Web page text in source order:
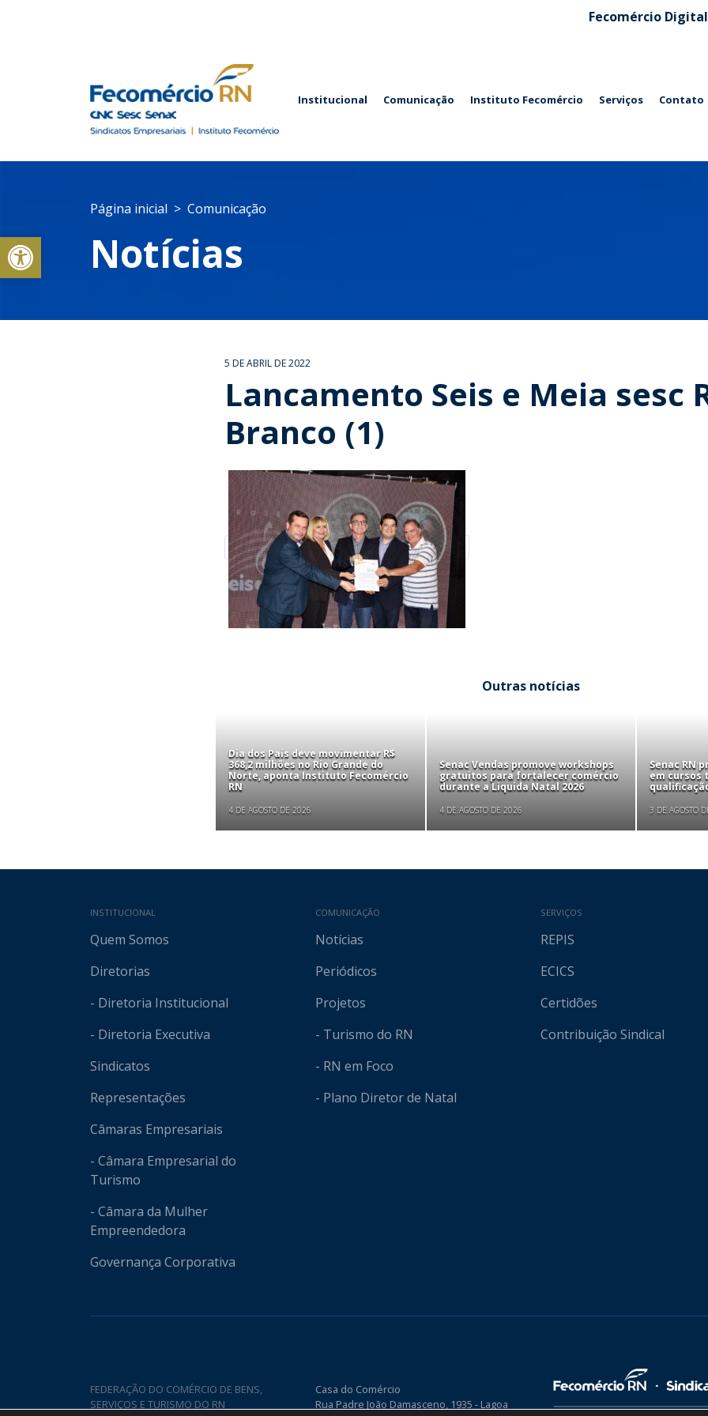
Abrir a barra de ferramentas
Fecomércio Digital
Institucional Comunicação Instituto Fecomércio Serviços Contato
Página inicial Comunicação
Notícias
5 DE ABRIL DE 2022
Lancamento Seis e Meia sesc
Branco (1)
Outras notícias
Dia dos Pais deve movimentar R$
368,2 milhões no Rio Grande do
Norte, aponta Instituto Fecomércio
RN
4 DE AGOSTO DE 2026
Senac Vendas promove workshops
gratuitos para fortalecer comércio
durante a Liquida Natal 2026
4 DE AGOSTO DE 2026
Senac RN
em cursos
3 DE AGOSTO
Mapa do site
INSTITUCIONAL
Quem Somos
Diretorias
- Diretoria Institucional
- Diretoria Executiva
Sindicatos
Representações
Câmaras Empresariais
- Câmara Empresarial do
Turismo
- Câmara da Mulher
Empreendedora
Governança Corporativa
COMUNICAÇÃO
Notícias
Periódicos
Projetos
- Turismo do RN
- RN em Foco
- Plano Diretor de Natal
SERVIÇOS
REPIS
ECICS
Certidões
Contribuição Sindical
FEDERAÇÃO DO COMÉRCIO DE BENS,
SERVIÇOS E TURISMO DO RN
Casa do Comércio
Rua Padre João Damasceno, 1935 - Lagoa